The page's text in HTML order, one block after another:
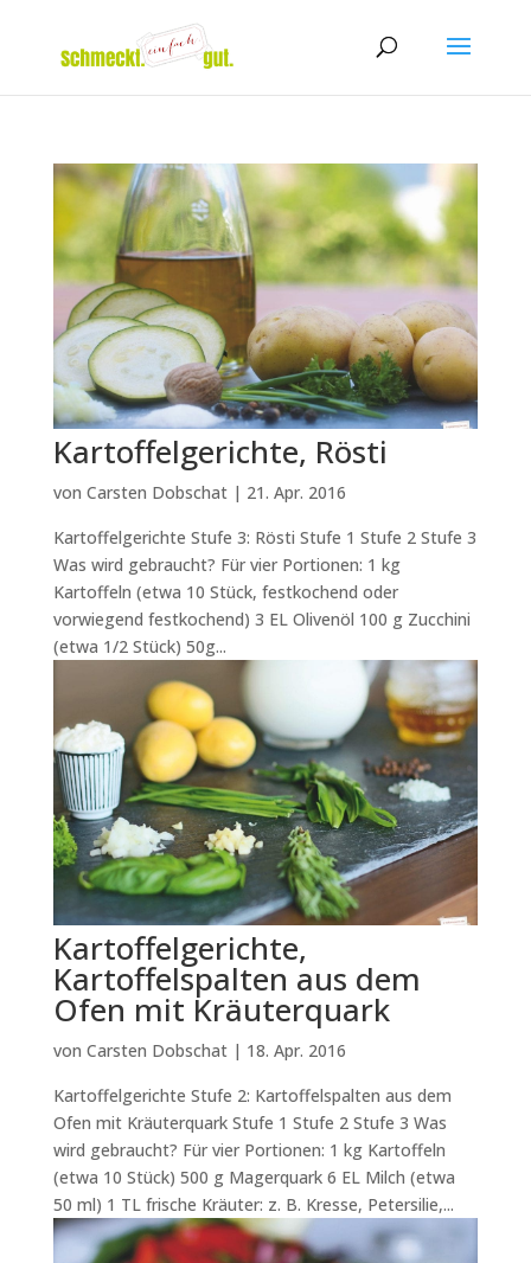
Kartoffelgerichte, Rösti
von Carsten Dobschat| 21. Apr. 2016
Kartoffelgerichte Stufe 3: Rösti Stufe 1 Stufe 2 Stufe 3
Was wird gebraucht? Für vier Portionen: 1 kg
Kartoffeln (etwa 10 Stück, festkochend oder
vorwiegend festkochend) 3 EL Olivenöl 100 g Zucchini
(etwa 1/2 Stück) 50g...
Kartoffelgerichte,
Kartoffelspalten aus dem
Ofen mit Kräuterquark
von Carsten Dobschat| 18. Apr. 2016
Kartoffelgerichte Stufe 2: Kartoffelspalten aus dem
Ofen mit Kräuterquark Stufe 1 Stufe 2 Stufe 3 Was
wird gebraucht? Für vier Portionen: 1 kg Kartoffeln
(etwa 10 Stück) 500 g Magerquark 6 EL Milch (etwa
50 ml) 1 TL frische Kräuter: z. B. Kresse, Petersilie,...